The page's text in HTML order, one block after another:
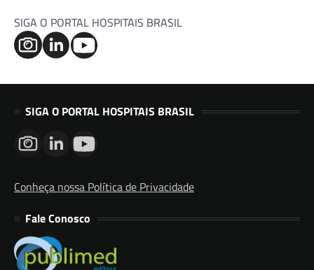
SIGA O PORTAL HOSPITAIS BRASIL
SIGA O PORTAL HOSPITAIS BRASIL
Conheça nossa Política de Privacidade
Fale Conosco